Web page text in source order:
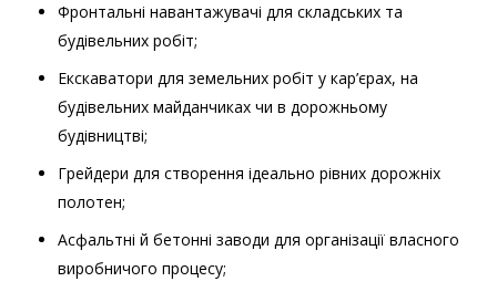
Фронтальні навантажувачі для складських та
будівельних робіт;
Екскаватори для земельних робіт у кар’єрах, на
будівельних майданчиках чи в дорожньому
будівництві;
Грейдери для створення ідеально рівних дорожніх
полотен;
Асфальтні й бетонні заводи для організації власного
виробничого процесу;